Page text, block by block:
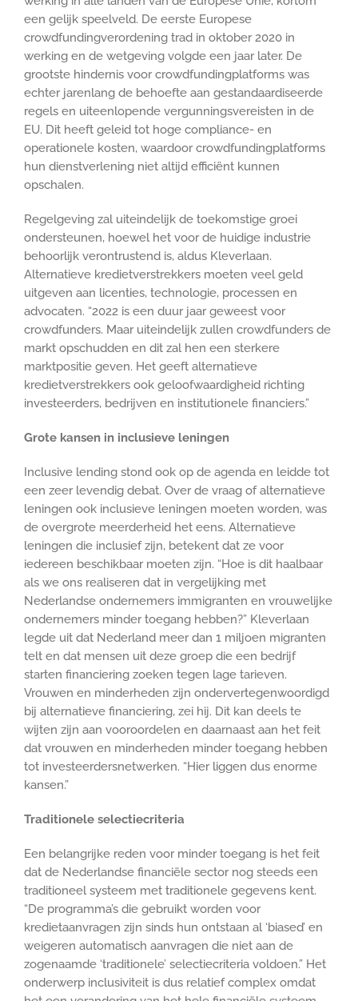
een gelijk speelveld. De eerste Europese
crowdfundingverordening trad in oktober 2020 in
werking en de wetgeving volgde een jaar later. De
grootste hindernis voor crowdfundingplatforms was
echter jarenlang de behoefte aan gestandaardiseerde
regels en uiteenlopende vergunningsvereisten in de
EU. Dit heeft geleid tot hoge compliance- en
operationele kosten, waardoor crowdfundingplatforms
hun dienstverlening niet altijd efficiënt kunnen
opschalen.
Regelgeving zal uiteindelijk de toekomstige groei
ondersteunen, hoewel het voor de huidige industrie
behoorlijk verontrustend is, aldus Kleverlaan.
Alternatieve kredietverstrekkers moeten veel geld
uitgeven aan licenties, technologie, processen en
advocaten. “2022 is een duur jaar geweest voor
crowdfunders. Maar uiteindelijk zullen crowdfunders de
markt opschudden en dit zal hen een sterkere
marktpositie geven. Het geeft alternatieve
kredietverstrekkers ook geloofwaardigheid richting
investeerders, bedrijven en institutionele financiers.”
Grote kansen in inclusieve leningen
Inclusive lending stond ook op de agenda en leidde tot
een zeer levendig debat. Over de vraag of alternatieve
leningen ook inclusieve leningen moeten worden, was
de overgrote meerderheid het eens. Alternatieve
leningen die inclusief zijn, betekent dat ze voor
iedereen beschikbaar moeten zijn. “Hoe is dit haalbaar
als we ons realiseren dat in vergelijking met
Nederlandse ondernemers immigranten en vrouwelijke
ondernemers minder toegang hebben?” Kleverlaan
legde uit dat Nederland meer dan 1 miljoen migranten
telt en dat mensen uit deze groep die een bedrijf
starten financiering zoeken tegen lage tarieven.
Vrouwen en minderheden zijn ondervertegenwoordigd
bij alternatieve financiering, zei hij. Dit kan deels te
wijten zijn aan vooroordelen en daarnaast aan het feit
dat vrouwen en minderheden minder toegang hebben
tot investeerdersnetwerken. “Hier liggen dus enorme
kansen.”
Traditionele selectiecriteria
Een belangrijke reden voor minder toegang is het feit
dat de Nederlandse financiële sector nog steeds een
traditioneel systeem met traditionele gegevens kent.
“De programma’s die gebruikt worden voor
kredietaanvragen zijn sinds hun ontstaan al ‘biased’ en
weigeren automatisch aanvragen die niet aan de
zogenaamde ‘traditionele’ selectiecriteria voldoen.” Het
onderwerp inclusiviteit is dus relatief complex omdat